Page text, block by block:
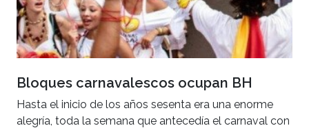
Bloques carnavalescos ocupan BH
Hasta el inicio de los años sesenta era una enorme
alegría, toda la semana que antecedía el carnaval con